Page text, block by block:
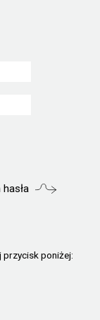
przycisk poniżej: